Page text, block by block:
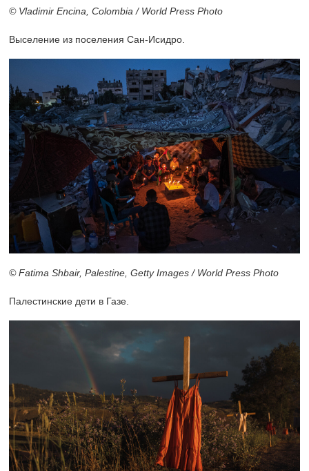
© Vladimir Encina, Colombia / World Press Photo
Выселение из поселения Сан-Исидро.
© Fatima Shbair, Palestine, Getty Images / World Press Photo
Палестинские дети в Газе.